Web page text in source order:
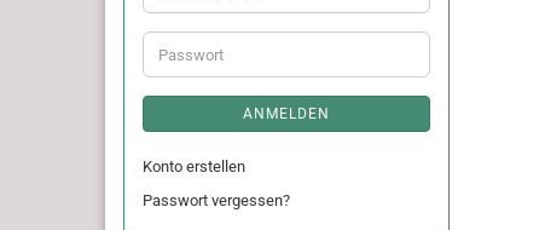
Mail-
Adresse
Passwort
ANMELDEN
Konto erstellen
Passwort vergessen?